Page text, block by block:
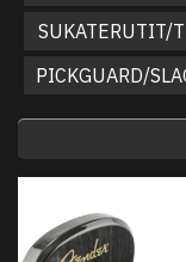
SUKATERUTIT/